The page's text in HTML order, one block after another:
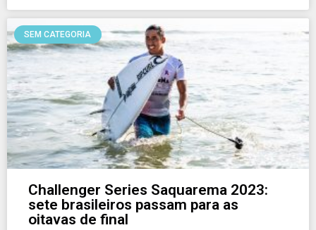
SEM CATEGORIA
Challenger Series Saquarema 2023:
sete brasileiros passam para as
oitavas de final